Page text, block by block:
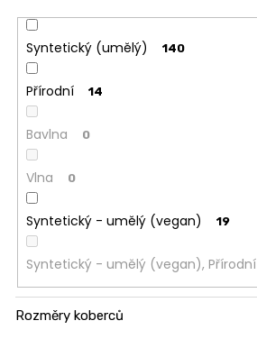
Syntetický (umělý) 140
Přírodní 14
Bavlna 0
Vlna 0
Syntetický - umělý (vegan) 19
Syntetický - umělý (vegan), Přírodní
Rozměry koberců